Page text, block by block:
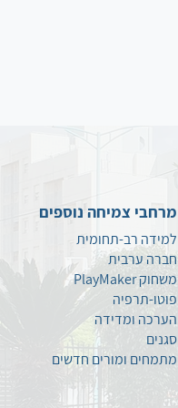
מרחבי צמיחה נוספים
למידה רב-תחומית
חברה ערבית
משחוק PlayMaker
פוטו-תרפיה
הערכה ומדידה
סגנים
מתמחים ומורים חדשים